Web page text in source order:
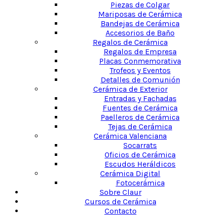
Piezas de Colgar
Mariposas de Cerámica
Bandejas de Cerámica
Accesorios de Baño
Regalos de Cerámica
Regalos de Empresa
Placas Conmemorativa
Trofeos y Eventos
Detalles de Comunión
Cerámica de Exterior
Entradas y Fachadas
Fuentes de Cerámica
Paelleros de Cerámica
Tejas de Cerámica
Cerámica Valenciana
Socarrats
Oficios de Cerámica
Escudos Heráldicos
Cerámica Digital
Fotocerámica
Sobre Claur
Cursos de Cerámica
Contacto